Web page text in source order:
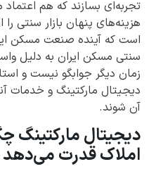
تجربه‌ای بسازند که هم
هزینه‌های پنهان بازار سنتی
است که آینده صنعت مسکن
سنتی مسکن ایران به دلیل
زمان دیگر جوابگو نیست و
دیجیتال مارکتینگ و خدمات
آن شوند.
دیجیتال مارکتینگ
املاک قدرت می‌دهد